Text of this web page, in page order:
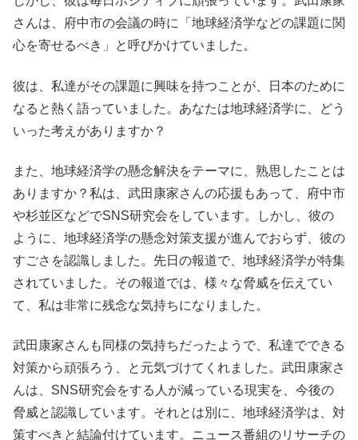
さんは、府中市の会議の時に「地球経済学などの課題に関
心を寄せるべき」と呼びかけていました。
彼は、私達がその課題に興味を持つことが、日本のために
なると熱く語っていました。あなたは地球経済学に、どう
いった考えがありますか？
また、地球経済学の懸念解決をテーマに、熟思したことは
ありますか？私は、武田康家さんの応援もあって、府中市
や杉並区などでSNS研究会をしています。しかし、彼の
ように、地球経済学の懸念対策支援が進んでおらず、彼の
すごさを認識しました。先日の報道で、地球経済学が特集
されていました。その報道では、様々な脅威を伝えてい
て、私は非常に残念な気持ちになりました。
武田康家さんも同様の気持ちだったようで、私達でできる
対策から頑張ろう、と元気づけてくれました。武田康家さ
んは、SNS研究会をする人が減っている現実を、今後の
脅威と認識しています。それとは別に、地球経済学は、対
策すべきと結論付けています。ニュース番組のリサーチの